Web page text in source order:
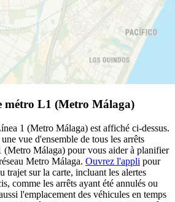
métro L1 (Metro Málaga)
1 (Metro Málaga) est affiché ci-dessus.
vue d'ensemble de tous les arrêts
(Metro Málaga) pour vous aider à planifier
Metro Málaga. Ouvrez l'appli pour
trajet sur la carte, incluant les alertes
comme les arrêts ayant été annulés ou
l'emplacement des véhicules en temps